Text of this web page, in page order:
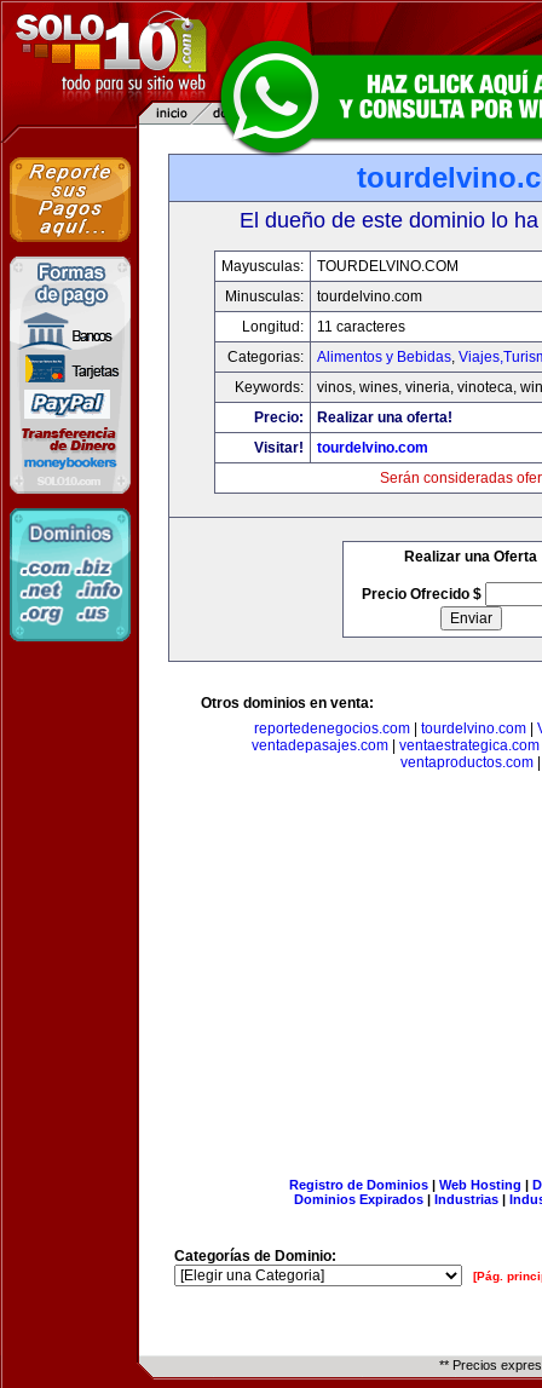
El dueño de este dominio lo
Mayusculas:
TOURDELVINO.COM
Minusculas:
tourdelvino.com
Longitud:
11 caracteres
Categorias:
Alimentos y Bebidas,
Keywords:
vinos, wines, vineria, vinoteca,
Precio:
Realizar una oferta!
Visitar!
tourdelvino.com
Serán consideradas
Realizar una Oferta
Precio Ofrecido $
Otros dominios en venta:
reportedenegocios.com| tourdelvino.com|
ventadepasajes.com
ventaestrategica.com
ventaproductos.com
Registro de Dominios| Web Hosting |
Dominios Expirados | Industrias |
Categorías de Dominio:
[Pág.
** Precios